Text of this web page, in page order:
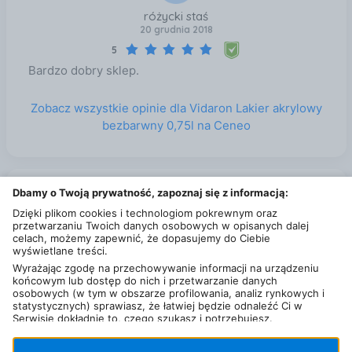
nie posiada drażniącego zapachu. Cienką warstwę
wyrobu nakładamy za pomocą pędzla wzdłuż słojów.
Najlepszy efekt osiągniemy, jeśli nałożymy dwie
warstwy lakieru. Nakładamy je w odstępie 4 godzin,
różycki staś
20 grudnia 2018
5
Bardzo dobry sklep.
Zobacz wszystkie opinie dla Vidaron Lakier akrylowy
bezbarwny 0,75l na Ceneo
Zobacz także
Ceresit Grunt CT 17 10L Kielce
Magnat Ultra Matt Biały Lateksowy 10L Kielce
Anza Pędzel płaski ELITE 35mm (i1504350009) Kielce
Deski podlogowe Kielce
Opoczno art mozaika gold inserto squares dekor 29 7x60 Kielce
Bejca bartek lakierobejca nitro 5l dab sonoma Kielce
Dbamy o Twoją prywatność, zapoznaj się z informacją:
Dzięki plikom cookies i technologiom pokrewnym oraz
przetwarzaniu Twoich danych osobowych w opisanych dalej
celach, możemy zapewnić, że dopasujemy do Ciebie
wyświetlane treści.
Wyrażając zgodę na przechowywanie informacji na urządzeniu
końcowym lub dostęp do nich i przetwarzanie danych
osobowych (w tym w obszarze profilowania, analiz rynkowych i
statystycznych) sprawiasz, że łatwiej będzie odnaleźć Ci w
Serwisie dokładnie to, czego szukasz i potrzebujesz.
z o.o., a w niektórych przypadkach (np. identyfikator